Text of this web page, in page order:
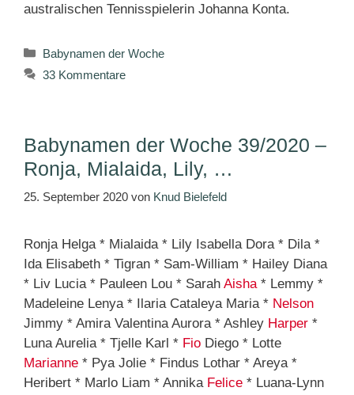
australischen Tennisspielerin Johanna Konta.
Kategorien
Babynamen der Woche
33 Kommentare
Babynamen der Woche 39/2020 –
Ronja, Mialaida, Lily, …
25. September 2020 von Knud Bielefeld
Ronja Helga * Mialaida * Lily Isabella Dora * Dila *
Ida Elisabeth * Tigran * Sam-William * Hailey Diana
* Liv Lucia * Pauleen Lou * Sarah Aisha* Lemmy *
Madeleine Lenya * Ilaria Cataleya Maria * Nelson
Jimmy * Amira Valentina Aurora * Ashley Harper *
Luna Aurelia * Tjelle Karl * Fio Diego * Lotte
Marianne * Pya Jolie * Findus Lothar * Areya *
Heribert * Marlo Liam * Annika Felice * Luana-Lynn